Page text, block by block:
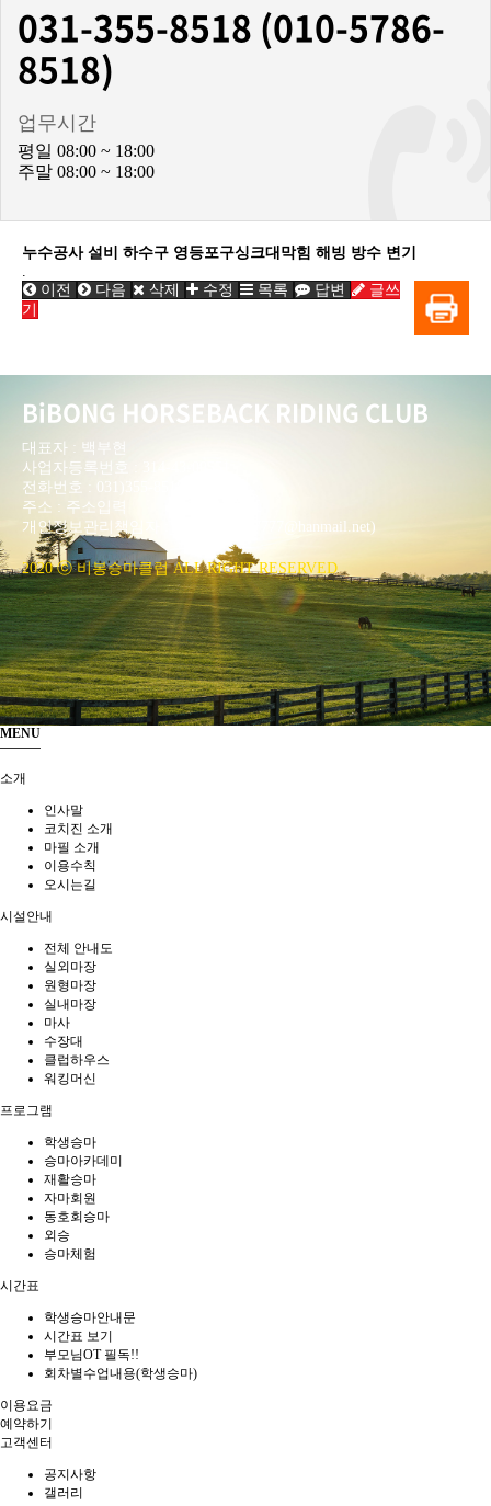
031-355-8518 (010-5786-
8518)
업무시간
평일 08:00 ~ 18:00
주말 08:00 ~ 18:00
누수공사 설비 하수구 영등포구싱크대막힘 해빙 방수 변기
.
이전
다음 삭제 수정 목록 답변
글쓰
기
BiBONG HORSEBACK RIDING CLUB
대표자 : 백부현
사업자등록번호 : 314-43-00551
전화번호 : 031)355-8518
주소 : 주소입력
개인정보관리책임자 : 이은정(ejlee7777@hanmail.net)
2020 ⓒ 비봉승마클럽 ALL RIGHT RESERVED
MENU
소개
인사말
코치진 소개
마필 소개
이용수칙
오시는길
시설안내
전체 안내도
실외마장
원형마장
실내마장
마사
수장대
클럽하우스
워킹머신
프로그램
학생승마
승마아카데미
재활승마
자마회원
동호회승마
외승
승마체험
시간표
학생승마안내문
시간표 보기
부모님OT 필독!!
회차별수업내용(학생승마)
이용요금
예약하기
고객센터
공지사항
갤러리